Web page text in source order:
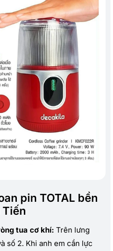
pin TOTAL bền
tua cơ khí: Trên lưng
số 2. Khi anh em cần lực